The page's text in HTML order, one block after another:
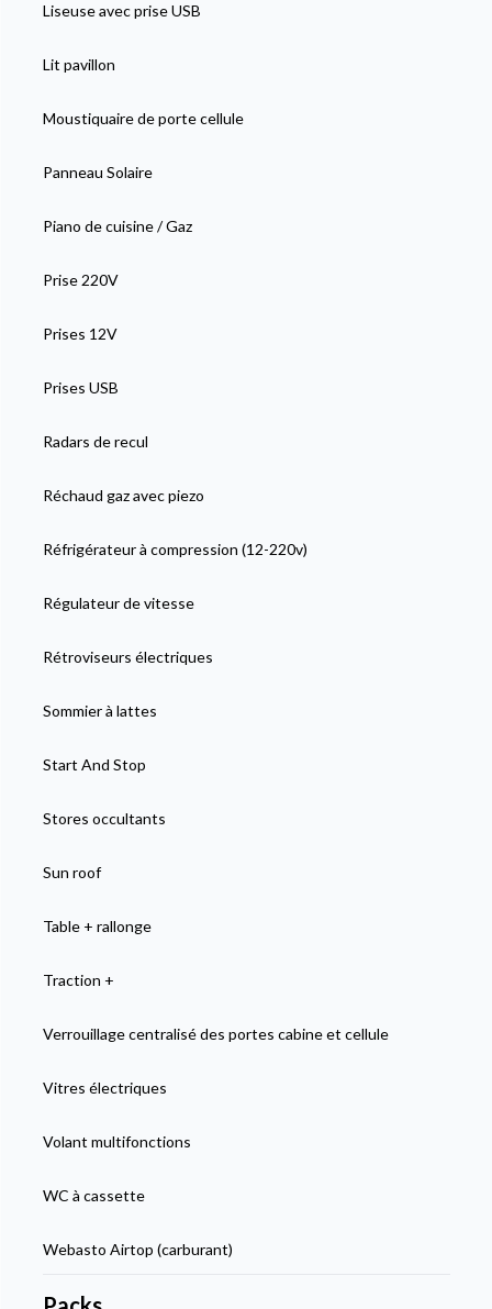
Liseuse avec prise USB
Lit pavillon
Moustiquaire de porte cellule
Panneau Solaire
Piano de cuisine / Gaz
Prise 220V
Prises 12V
Prises USB
Radars de recul
Réchaud gaz avec piezo
Réfrigérateur à compression (12-220v)
Régulateur de vitesse
Rétroviseurs électriques
Sommier à lattes
Start And Stop
Stores occultants
Sun roof
Table + rallonge
Traction +
Verrouillage centralisé des portes cabine et cellule
Vitres électriques
Volant multifonctions
WC à cassette
Webasto Airtop (carburant)